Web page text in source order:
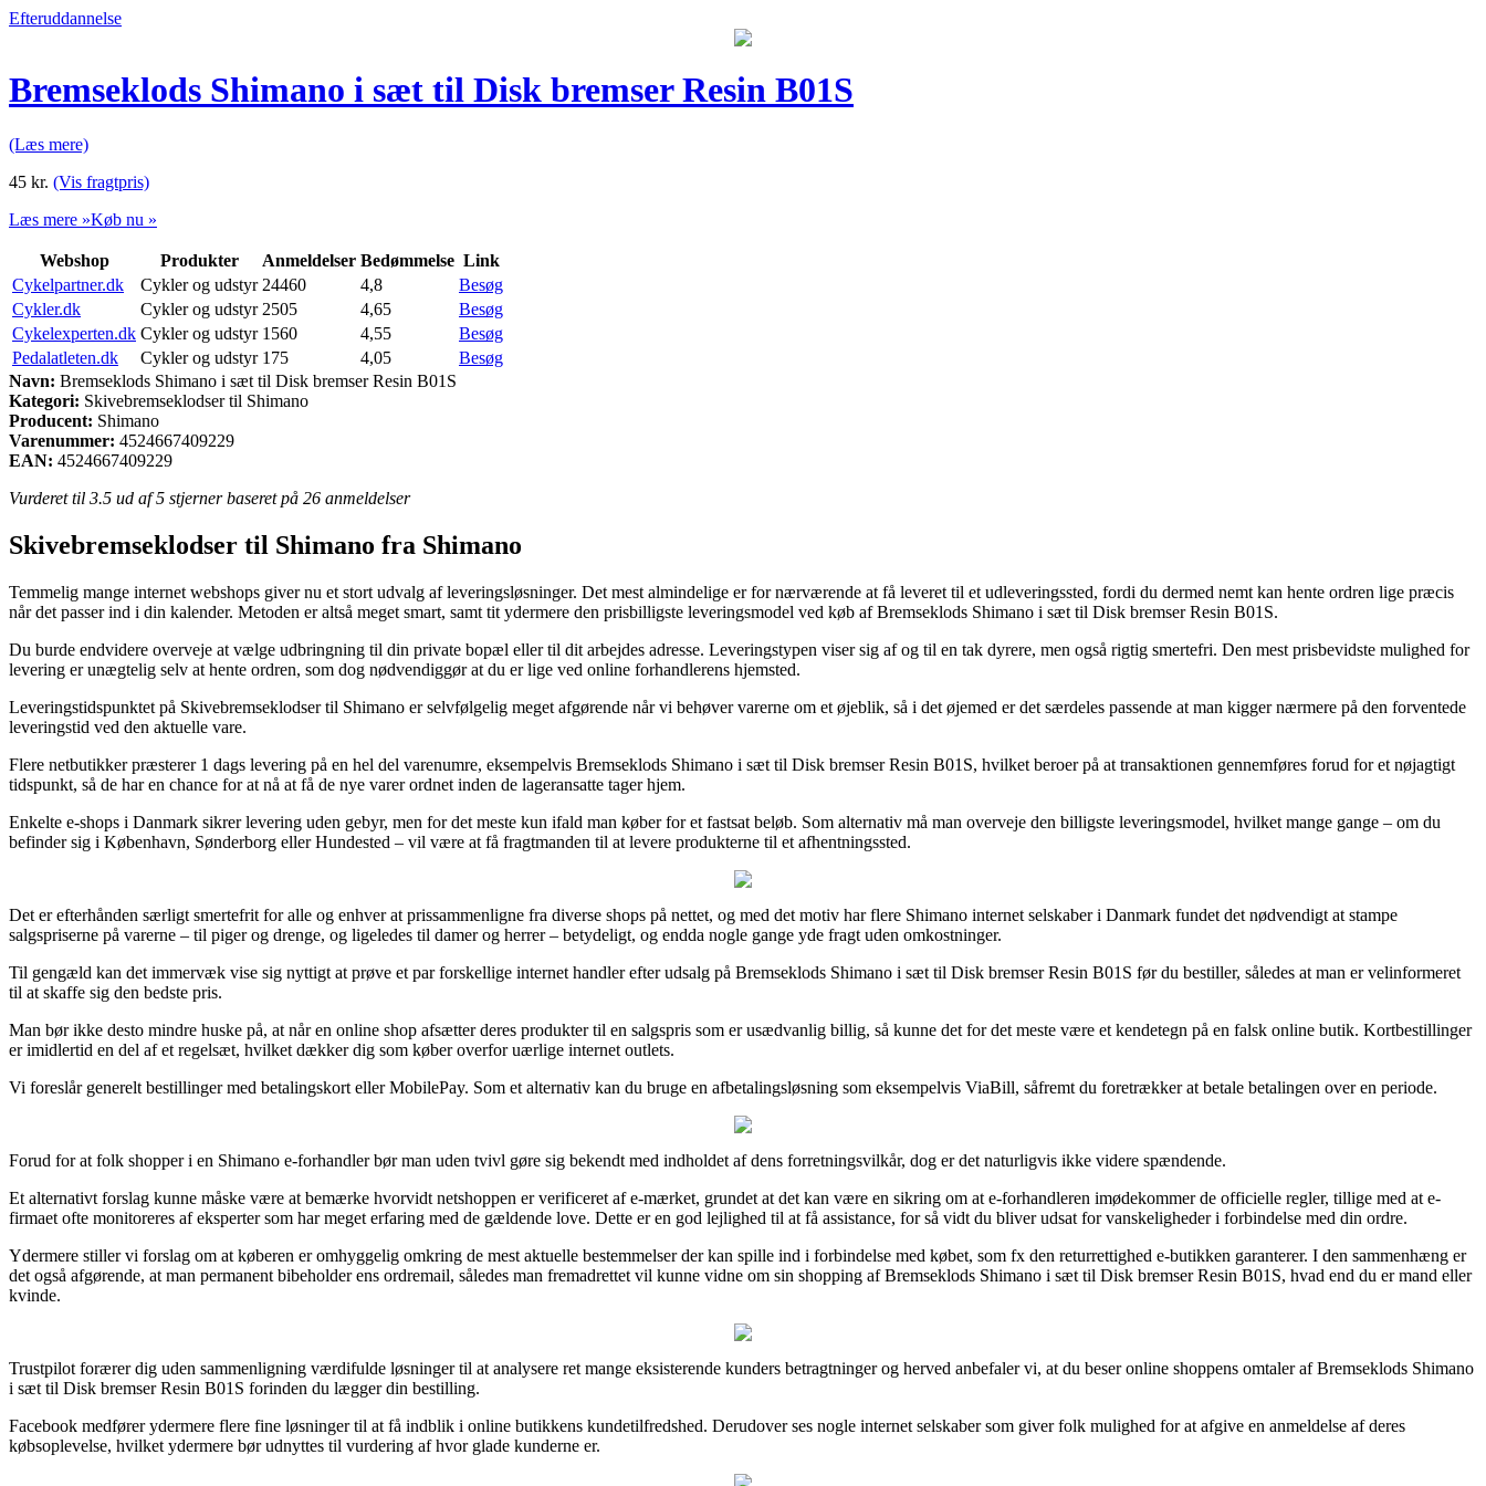
Efteruddannelse
Bremseklods Shimano i sæt til Disk bremser Resin B01S
(Læs mere)
45 kr. (Vis fragtpris)
Læs mere »Køb nu »
Webshop Produkter Anmeldelser Bedømmelse Link
Cykelpartner.dk
Cykler og udstyr 24460 4,8
Besøg
Cykler.dk
Cykler og udstyr 2505 4,65
Besøg
Cykelexperten.dk Cykler og udstyr 1560 4,55
Besøg
Pedalatleten.dk
Cykler og udstyr 175 4,05
Besøg
Navn: Bremseklods Shimano i sæt til Disk bremser Resin B01S
Kategori: Skivebremseklodser til Shimano
Producent: Shimano
Varenummer: 4524667409229
EAN: 4524667409229
Vurderet til 3.5 ud af 5 stjerner baseret på 26 anmeldelser
Skivebremseklodser til Shimano fra Shimano
Temmelig mange internet webshops giver nu et stort udvalg af leveringsløsninger. Det mest almindelige er for nærværende at få leveret til et udleveringssted, fordi du dermed nemt kan hente ordren lige præcis
når det passer ind i din kalender. Metoden er altså meget smart, samt tit ydermere den prisbilligste leveringsmodel ved køb af Bremseklods Shimano i sæt til Disk bremser Resin B01S.
Du burde endvidere overveje at vælge udbringning til din private bopæl eller til dit arbejdes adresse. Leveringstypen viser sig af og til en tak dyrere, men også rigtig smertefri. Den mest prisbevidste mulighed for
levering er unægtelig selv at hente ordren, som dog nødvendiggør at du er lige ved online forhandlerens hjemsted.
Leveringstidspunktet på Skivebremseklodser til Shimano er selvfølgelig meget afgørende når vi behøver varerne om et øjeblik, så i det øjemed er det særdeles passende at man kigger nærmere på den forventede
leveringstid ved den aktuelle vare.
Flere netbutikker præsterer 1 dags levering på en hel del varenumre, eksempelvis Bremseklods Shimano i sæt til Disk bremser Resin B01S, hvilket beroer på at transaktionen gennemføres forud for et nøjagtigt
tidspunkt, så de har en chance for at nå at få de nye varer ordnet inden de lageransatte tager hjem.
Enkelte e-shops i Danmark sikrer levering uden gebyr, men for det meste kun ifald man køber for et fastsat beløb. Som alternativ må man overveje den billigste leveringsmodel, hvilket mange gange – om du
befinder sig i København, Sønderborg eller Hundested – vil være at få fragtmanden til at levere produkterne til et afhentningssted.
Det er efterhånden særligt smertefrit for alle og enhver at prissammenligne fra diverse shops på nettet, og med det motiv har flere Shimano internet selskaber i Danmark fundet det nødvendigt at stampe
salgspriserne på varerne – til piger og drenge, og ligeledes til damer og herrer – betydeligt, og endda nogle gange yde fragt uden omkostninger.
Til gengæld kan det immervæk vise sig nyttigt at prøve et par forskellige internet handler efter udsalg på Bremseklods Shimano i sæt til Disk bremser Resin B01S før du bestiller, således at man er velinformeret
til at skaffe sig den bedste pris.
Man bør ikke desto mindre huske på, at når en online shop afsætter deres produkter til en salgspris som er usædvanlig billig, så kunne det for det meste være et kendetegn på en falsk online butik. Kortbestillinger
er imidlertid en del af et regelsæt, hvilket dækker dig som køber overfor uærlige internet outlets.
Vi foreslår generelt bestillinger med betalingskort eller MobilePay. Som et alternativ kan du bruge en afbetalingsløsning som eksempelvis ViaBill, såfremt du foretrækker at betale betalingen over en periode.
Forud for at folk shopper i en Shimano e-forhandler bør man uden tvivl gøre sig bekendt med indholdet af dens forretningsvilkår, dog er det naturligvis ikke videre spændende.
Et alternativt forslag kunne måske være at bemærke hvorvidt netshoppen er verificeret af e-mærket, grundet at det kan være en sikring om at e-forhandleren imødekommer de officielle regler, tillige med at e-
firmaet ofte monitoreres af eksperter som har meget erfaring med de gældende love. Dette er en god lejlighed til at få assistance, for så vidt du bliver udsat for vanskeligheder i forbindelse med din ordre.
Ydermere stiller vi forslag om at køberen er omhyggelig omkring de mest aktuelle bestemmelser der kan spille ind i forbindelse med købet, som fx den returrettighed e-butikken garanterer. I den sammenhæng er
det også afgørende, at man permanent bibeholder ens ordremail, således man fremadrettet vil kunne vidne om sin shopping af Bremseklods Shimano i sæt til Disk bremser Resin B01S, hvad end du er mand eller
kvinde.
Trustpilot forærer dig uden sammenligning værdifulde løsninger til at analysere ret mange eksisterende kunders betragtninger og herved anbefaler vi, at du beser online shoppens omtaler af Bremseklods Shimano
i sæt til Disk bremser Resin B01S forinden du lægger din bestilling.
Facebook medfører ydermere flere fine løsninger til at få indblik i online butikkens kundetilfredshed. Derudover ses nogle internet selskaber som giver folk mulighed for at afgive en anmeldelse af deres
købsoplevelse, hvilket ydermere bør udnyttes til vurdering af hvor glade kunderne er.